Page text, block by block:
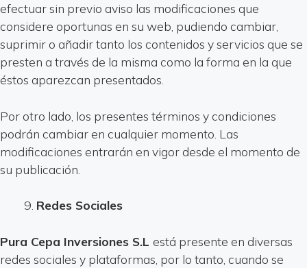
efectuar sin previo aviso las modificaciones que
considere oportunas en su web, pudiendo cambiar,
suprimir o añadir tanto los contenidos y servicios que se
presten a través de la misma como la forma en la que
éstos aparezcan presentados.
Por otro lado, los presentes términos y condiciones
podrán cambiar en cualquier momento. Las
modificaciones entrarán en vigor desde el momento de
su publicación.
Redes Sociales
Pura Cepa Inversiones S.L está presente en diversas
redes sociales y plataformas, por lo tanto, cuando se